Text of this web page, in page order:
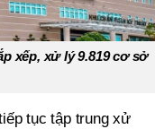
xếp, xử lý 9.819 cơ sở
tục tập trung xử